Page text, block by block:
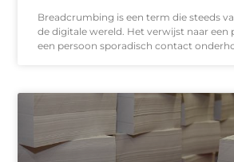
Breadcrumbing is een term die steeds
de digitale wereld. Het verwijst naar een
een persoon sporadisch contact